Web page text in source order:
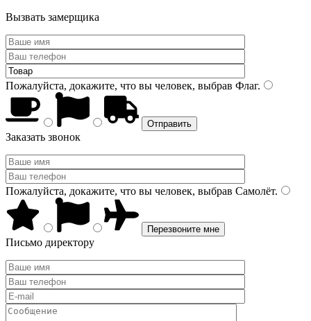
Вызвать замерщика
Пожалуйста, докажите, что вы человек, выбрав Флаг.
Заказать звонок
Пожалуйста, докажите, что вы человек, выбрав Самолёт.
Письмо директору